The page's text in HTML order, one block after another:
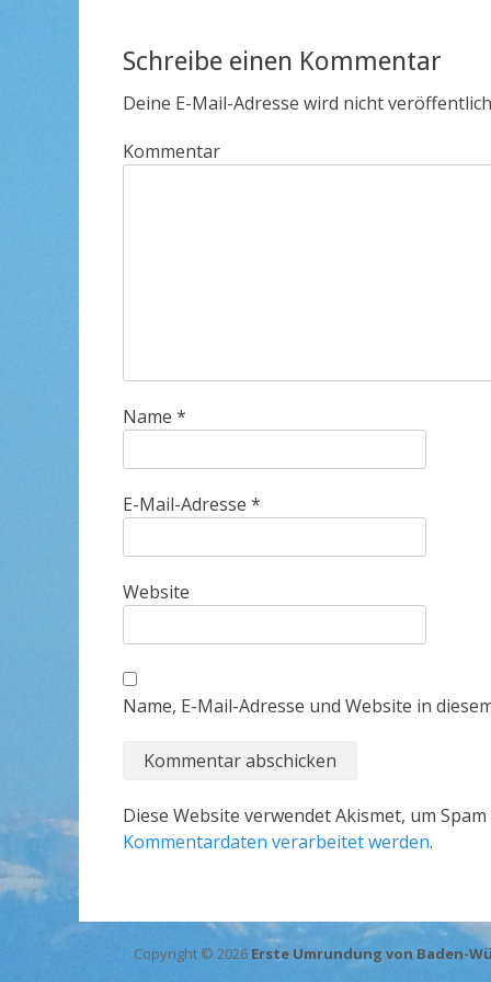
Schreibe einen Kommentar
Deine E-Mail-Adresse wird nicht
Kommentar
Name *
E-Mail-Adresse *
Website
Name, E-Mail-Adresse und Website in
Diese Website verwendet Akismet, um
Kommentardaten verarbeitet werden.
Copyright © 2026 Erste Umrundung von Baden-